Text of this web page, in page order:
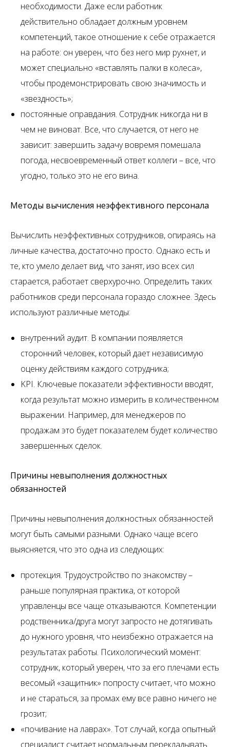
необходимости. Даже если работник
действительно обладает должным уровнем
компетенций, такое отношение к себе отражается
на работе: он уверен, что без него мир рухнет, и
может специально «вставлять палки в колеса»,
чтобы продемонстрировать свою значимость и
«звездность»;
постоянные оправдания. Сотрудник никогда ни в
чем не виноват. Все, что случается, от него не
зависит: завершить задачу вовремя помешала
погода, несвоевременный ответ коллеги – все, что
угодно, только это не его вина.
Методы вычисления неэффективного персонала
Вычислить неэффективных сотрудников, опираясь на
личные качества, достаточно просто. Однако есть и
те, кто умело делает вид, что занят, изо всех сил
старается, работает сверхурочно. Определить таких
работников среди персонала гораздо сложнее. Здесь
используют различные методы:
внутренний аудит. В компании появляется
сторонний человек, который дает независимую
оценку действиям каждого сотрудника;
KPI. Ключевые показатели эффективности вводят,
когда результат можно измерить в количественном
выражении. Например, для менеджеров по
продажам это будет показателем будет количество
завершенных сделок.
Причины невыполнения должностных
обязанностей
Причины невыполнения должностных обязанностей
могут быть самыми разными. Однако чаще всего
выясняется, что это одна из следующих:
протекция. Трудоустройство по знакомству –
раньше популярная практика, от которой
управленцы все чаще отказываются. Компетенции
родственника/друга могут запросто не дотягивать
до нужного уровня, что неизбежно отражается на
результатах работы. Психологический момент:
сотрудник, который уверен, что за его плечами есть
весомый «защитник» попросту считает, что можно
и не стараться, за промах ему все равно ничего не
грозит;
«почивание на лаврах». Тот случай, когда опытный
специалист считает нормальным перекладывать